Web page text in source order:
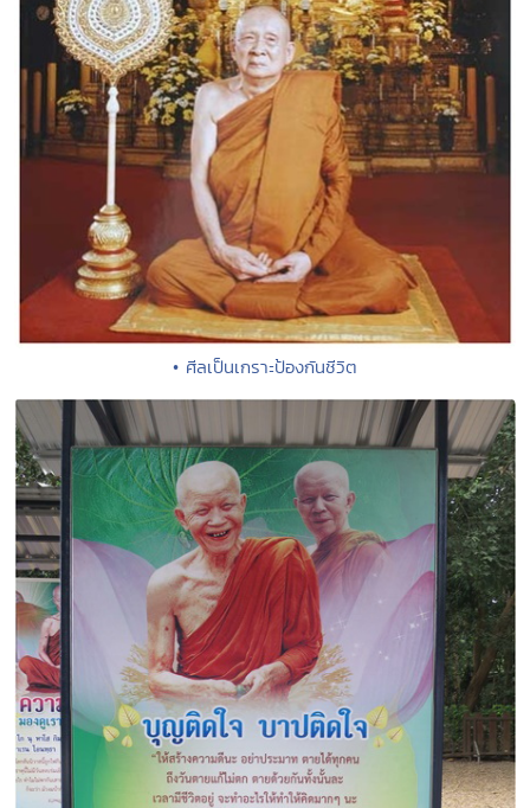
• ศีลเป็นเกราะป้องกันชีวิต